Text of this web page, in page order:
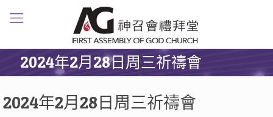
2024年2月28日周三祈禱會
2024年2月28日周三祈禱會